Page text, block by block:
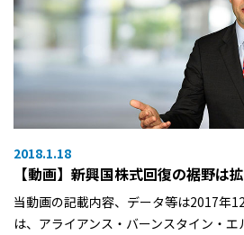
2018.1.18
【動画】新興国株式回復の裾野は
当動画の記載内容、データ等は2017年
は、アライアンス・バーンスタイン・